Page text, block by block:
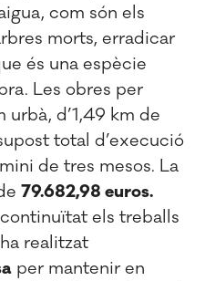
com són els
morts, erradicar
és una espècie
Les obres per
d’1,49 km de
total d’execució
de tres mesos. La
79.682,98 euros.
els treballs
realitzat
per mantenir en